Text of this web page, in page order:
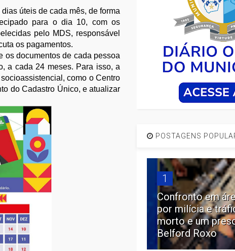
úteis de cada mês, de forma
para o dia 10, com os
pelo MDS, responsável
os pagamentos.
os documentos de cada pessoa
a cada 24 meses. Para isso, a
como o Centro
do Cadastro Único, e atualizar
POSTAGENS
1
Confronto em
por milícia e
morto e um
Belford Roxo